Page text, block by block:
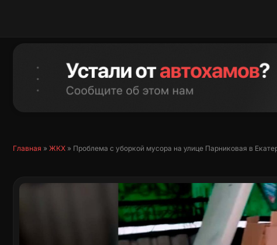
Главная » ЖКХ » Проблема с уборкой мусора на улице Парниковая в